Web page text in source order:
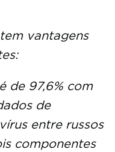
vantagens
de 97,6% com
de
entre russos
componentes